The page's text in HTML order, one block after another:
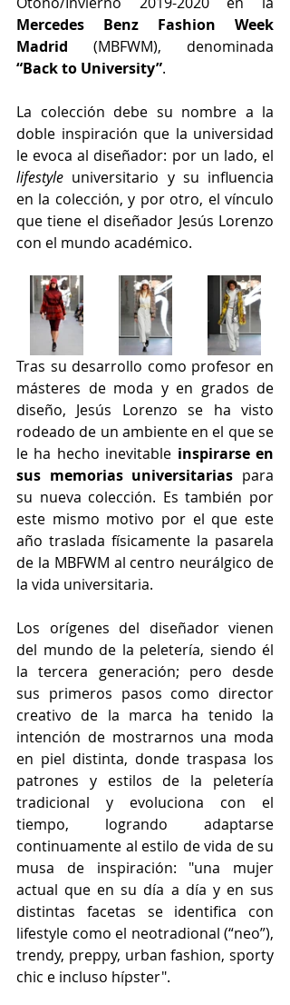
Mercedes Benz Fashion Week
Madrid
“Back to University”.
La colección debe su nombre a la
doble inspiración que la universidad
lifestyle universitario y su influencia
en la colección, y por otro, el vínculo
que tiene el diseñador Jesús Lorenzo
con el mundo académico.
Tras su desarrollo como profesor en
másteres de moda y en grados de
diseño, Jesús Lorenzo se ha visto
rodeado de un ambiente en el que se
le ha hecho inevitable inspirarse en
sus memorias universitarias para
su nueva colección. Es también por
este mismo motivo por el que este
año traslada físicamente la pasarela
de la MBFWM al centro neurálgico de
la vida universitaria.
Los orígenes del diseñador vienen
del mundo de la peletería, siendo él
la tercera generación; pero desde
sus primeros pasos como director
creativo de la marca ha tenido la
intención de mostrarnos una moda
en piel distinta, donde traspasa los
patrones y estilos de la peletería
tradicional y evoluciona con el
tiempo, logrando adaptarse
continuamente al estilo de vida de su
musa de inspiración: "una mujer
actual que en su día a día y en sus
distintas facetas se identifica con
lifestyle como el neotradional (“neo”),
trendy, preppy, urban fashion, sporty
chic e incluso hípster".